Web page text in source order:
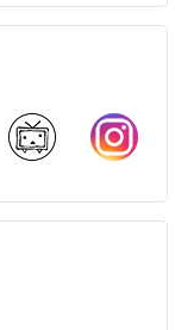
YouTube ニコニコ動画